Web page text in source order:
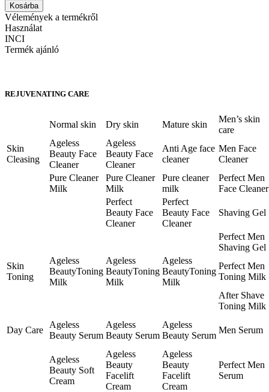
Kosárba
Vélemények a termékről
Használat
INCI
Termék ajánló
REJUVENATING CARE
Normal skin Dry skin Mature skin
Men’s skin
care
Skin
Cleasing
Ageless
Beauty Face
Cleaner
Ageless
Beauty Face
Cleaner
Anti Age face
cleaner
Men Face
Cleaner
Pure Cleaner
Milk
Pure Cleaner
Milk
Pure cleaner
milk
Perfect Men
Face Cleaner
Perfect
Beauty Face
Cleaner
Perfect
Beauty Face
Cleaner
Shaving Gel
Perfect Men
Shaving Gel
Skin
Toning
Ageless
BeautyToning
Milk
Ageless
BeautyToning
Milk
Ageless
BeautyToning
Milk
Perfect Men
Toning Milk
After Shave
Toning Milk
Day Care
Ageless
Beauty Serum
Ageless
Beauty Serum
Ageless
Beauty Serum
Men Serum
Ageless
Beauty Soft
Cream
Ageless
Beauty
Facelift
Cream
Ageless
Beauty
Facelift
Cream
Perfect Men
Serum